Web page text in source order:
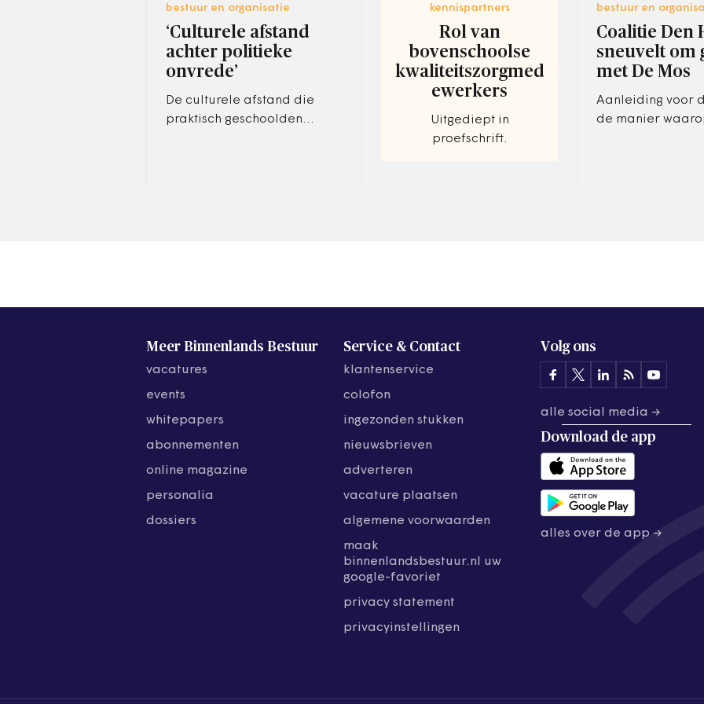
bestuur en organisatie
‘Culturele afstand
achter politieke
onvrede’
De culturele afstand die
praktisch geschoolden
kennispartners
Rol van
bovenschoolse
kwaliteitszorgmed
ewerkers
Uitgediept in
proefschrift.
bestuur en
Coalitie Den
sneuvelt om
met De Mos
Aanleiding voor
de manier
Meer Binnenlands Bestuur
vacatures
events
whitepapers
abonnementen
online magazine
personalia
dossiers
Service & Contact
klantenservice
colofon
ingezonden stukken
nieuwsbrieven
adverteren
vacature plaatsen
algemene voorwaarden
maak
binnenlandsbestuur.nl uw
google-favoriet
privacy statement
privacyinstellingen
Volg ons
alle social media →
Download de app
alles over de app →